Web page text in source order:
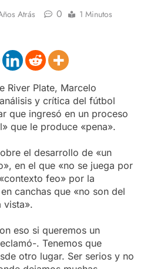
Atrás 0 1 Minutos
River Plate, Marcelo
y crítica del fútbol
que ingresó en un proceso
que le produce «pena».
el desarrollo de «un
en el que «no se juega por
feo» por la
canchas que «no son del
vista».
eso si queremos un
. Tenemos que
otro lugar. Ser serios y no